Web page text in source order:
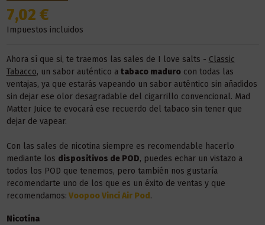
7,02 €
Impuestos incluidos
Ahora sí que si, te traemos las sales de I love salts - Classic
Tabacco, un sabor auténtico a tabaco madurocon todas las
ventajas, ya que estarás vapeando un sabor auténtico sin añadidos
sin dejar ese olor desagradable del cigarrillo convencional. Mad
Matter Juice te evocará ese recuerdo del tabaco sin tener que
dejar de vapear.
Con las sales de nicotina siempre es recomendable hacerlo
mediante los dispositivos de POD, puedes echar un vistazo a
todos los POD que tenemos, pero también nos gustaría
recomendarte uno de los que es un éxito de ventas y que
recomendamos: Voopoo Vinci Air Pod .
Nicotina